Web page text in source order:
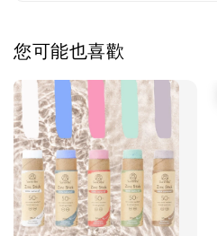
您可能也喜歡